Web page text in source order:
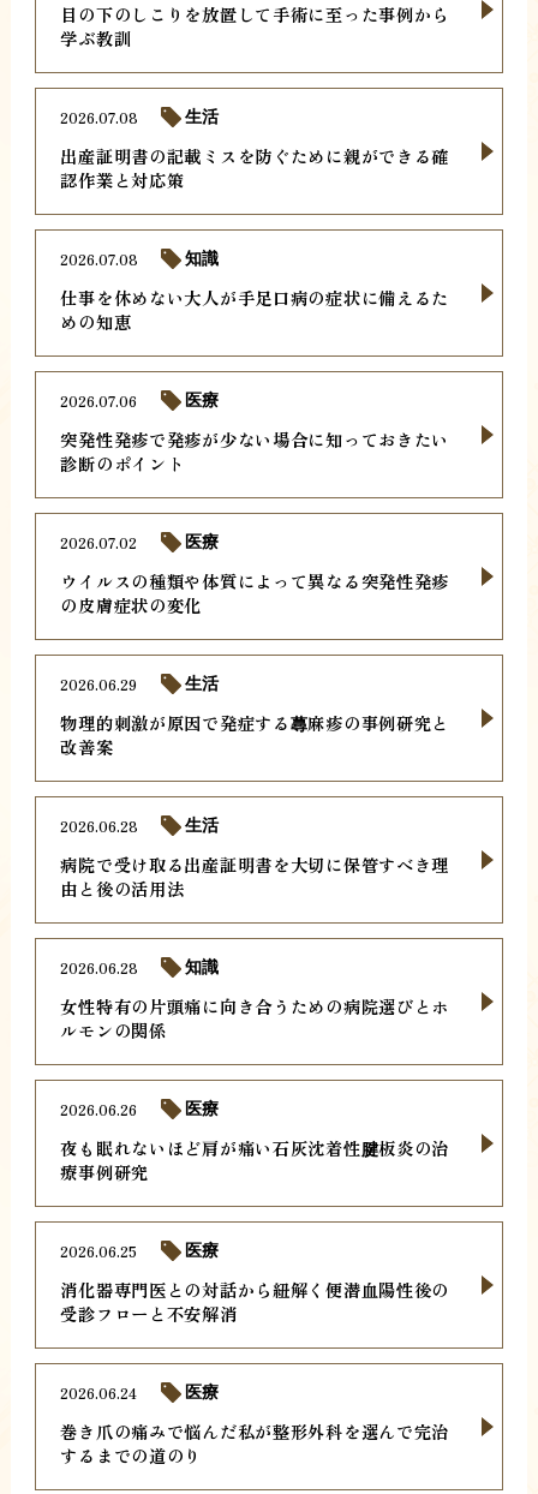
目の下のしこりを放置して手術に至った事例から
学ぶ教訓
出産証明書の記載ミスを防ぐために親ができる確
認作業と対応策
2026.07.08 生活
仕事を休めない大人が手足口病の症状に備えるた
めの知恵
2026.07.08 知識
突発性発疹で発疹が少ない場合に知っておきたい
診断のポイント
2026.07.06 医療
ウイルスの種類や体質によって異なる突発性発疹
の皮膚症状の変化
2026.07.02 医療
物理的刺激が原因で発症する蕁麻疹の事例研究と
改善案
2026.06.29 生活
病院で受け取る出産証明書を大切に保管すべき理
由と後の活用法
2026.06.28 生活
女性特有の片頭痛に向き合うための病院選びとホ
ルモンの関係
2026.06.28 知識
夜も眠れないほど肩が痛い石灰沈着性腱板炎の治
療事例研究
2026.06.26 医療
消化器専門医との対話から紐解く便潜血陽性後の
受診フローと不安解消
2026.06.25 医療
巻き爪の痛みで悩んだ私が整形外科を選んで完治
するまでの道のり
2026.06.24 医療